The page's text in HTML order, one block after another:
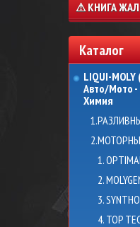
⚠ КНИГА
Каталог
LIQUI-
Авто/Мото -
Химия
1.
2.
3.
4. TOP